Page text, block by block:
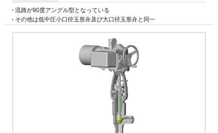
流路が90度アングル型となっている
その他は低中圧小口径玉形弁及び大口径玉形弁と同一